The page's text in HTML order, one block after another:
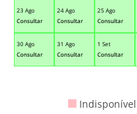
23 Ago
Consultar
24 Ago
Consultar
25 Ago
Consultar
30 Ago
Consultar
31 Ago
Consultar
1 Set
Consultar
Indisponível